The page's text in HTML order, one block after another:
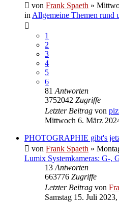
von Frank Spaeth »
in Allgemeine Themen rund
1
2
3
4
5
6
81 Antworten
3752042 Zugriffe
Letzter Beitrag von
Mittwoch 6. März
PHOTOGRAPHIE gibt's
von Frank Spaeth »
Lumix Systemkameras: G-,
13 Antworten
663776 Zugriffe
Letzter Beitrag von
Samstag 15. Juli